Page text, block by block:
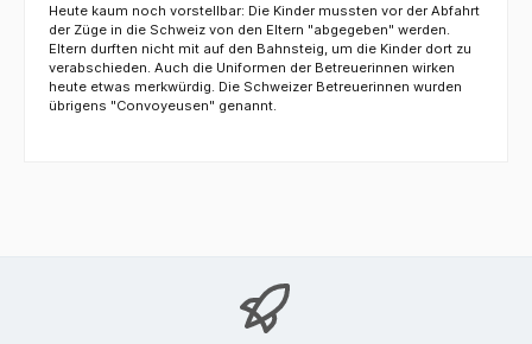
Heute kaum noch vorstellbar: Die Kinder mussten vor der Abfahrt
der Züge in die Schweiz von den Eltern "abgegeben" werden.
Eltern durften nicht mit auf den Bahnsteig, um die Kinder dort zu
verabschieden. Auch die Uniformen der Betreuerinnen wirken
heute etwas merkwürdig. Die Schweizer Betreuerinnen wurden
übrigens "Convoyeusen" genannt.